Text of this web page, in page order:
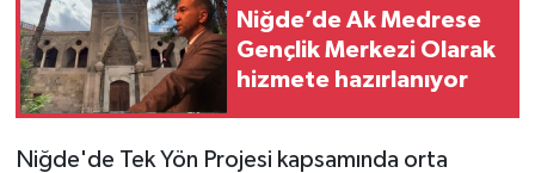
Niğde’de Ak Medrese
Gençlik Merkezi Olarak
hizmete hazırlanıyor
Niğde'de Tek Yön Projesi kapsamında orta